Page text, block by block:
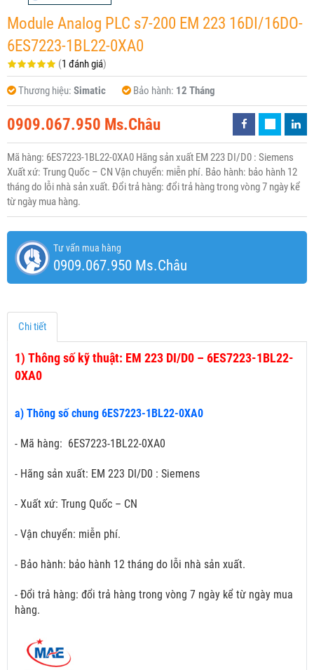
Module Analog PLC s7-200 EM 223 16DI/16DO-
6ES7223-1BL22-0XA0
(1 đánh giá)
Thương hiệu: Simatic Bảo hành: 12 Tháng
0909.067.950 Ms.Châu
Mã hàng: 6ES7223-1BL22-0XA0 Hãng sản xuất EM 223 DI/D0 : Siemens
Xuất xứ: Trung Quốc – CN Vận chuyển: miễn phí. Bảo hành: bảo hành 12
tháng do lỗi nhà sản xuất. Đổi trả hàng: đổi trả hàng trong vòng 7 ngày kể
từ ngày mua hàng.
Tư vấn mua hàng
0909.067.950 Ms.Châu
Chi tiết
1) Thông số kỹ thuật: EM 223 DI/D0 – 6ES7223-1BL22-
0XA0
a) Thông số chung 6ES7223-1BL22-0XA0
- Mã hàng: 6ES7223-1BL22-0XA0
- Hãng sản xuất: EM 223 DI/D0 : Siemens
- Xuất xứ: Trung Quốc – CN
- Vận chuyển: miễn phí.
- Bảo hành: bảo hành 12 tháng do lỗi nhà sản xuất.
- Đổi trả hàng: đổi trả hàng trong vòng 7 ngày kể từ ngày mua
hàng.